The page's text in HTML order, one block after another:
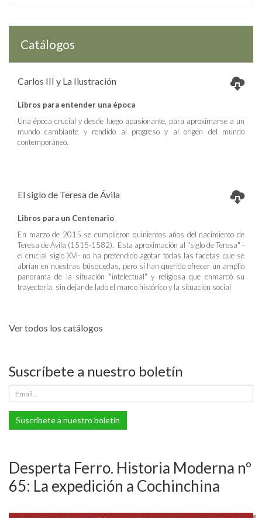
Catálogos
Carlos III y La Ilustración
Libros para entender una época
Una época crucial y desde luego apasionante, para aproximarse a un
mundo cambiante y rendido al progreso y al origen del mundo
contemporáneo.
El siglo de Teresa de Ávila
Libros para un Centenario
En marzo de 2015 se cumplieron quinientos años del nacimiento de
Teresa de Ávila (1515-1582). Esta aproximación al "siglo de Teresa" -
el crucial siglo XVI- no ha pretendido agotar todas las facetas que se
abrían en nuestras búsquedas, pero sí han querido ofrecer un amplio
panorama de la situación "intelectual" y religiosa que enmarcó su
trayectoria, sin dejar de lado el marco histórico y la situación social
Ver todos los catálogos
Suscríbete a nuestro boletín
Suscríbete a nuestro boletín
Desperta Ferro. Historia Moderna nº
65: La expedición a Cochinchina